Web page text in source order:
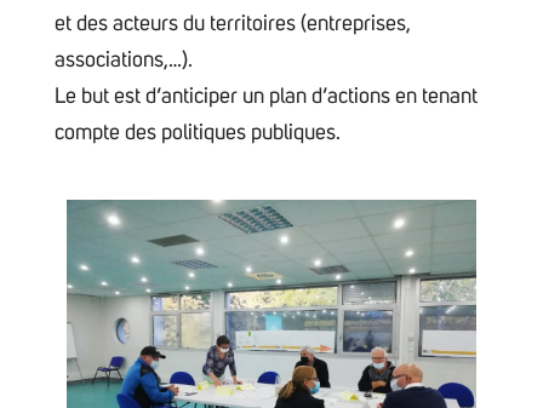
et des acteurs du territoires (entreprises,
associations,…).
Le but est d’anticiper un plan d’actions en tenant
compte des politiques publiques.